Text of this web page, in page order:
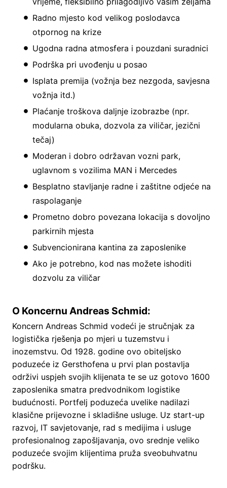
Radno mjesto kod velikog poslodavca
otpornog na krize
Ugodna radna atmosfera i pouzdani suradnici
Podrška pri uvođenju u posao
Isplata premija (vožnja bez nezgoda, savjesna
vožnja itd.)
Plaćanje troškova daljnje izobrazbe (npr.
modularna obuka, dozvola za viličar, jezični
tečaj)
Moderan i dobro održavan vozni park,
uglavnom s vozilima MAN i Mercedes
Besplatno stavljanje radne i zaštitne odjeće na
raspolaganje
Prometno dobro povezana lokacija s dovoljno
parkirnih mjesta
Subvencionirana kantina za zaposlenike
Ako je potrebno, kod nas možete ishoditi
dozvolu za viličar
O Koncernu Andreas Schmid:
Koncern Andreas Schmid vodeći je stručnjak za
logistička rješenja po mjeri u tuzemstvu i
inozemstvu. Od 1928. godine ovo obiteljsko
poduzeće iz Gersthofena u prvi plan postavlja
održivi uspjeh svojih klijenata te se uz gotovo 1600
zaposlenika smatra predvodnikom logistike
budućnosti. Portfelj poduzeća uvelike nadilazi
klasične prijevozne i skladišne usluge. Uz start-up
razvoj, IT savjetovanje, rad s medijima i usluge
profesionalnog zapošljavanja, ovo srednje veliko
poduzeće svojim klijentima pruža sveobuhvatnu
podršku.